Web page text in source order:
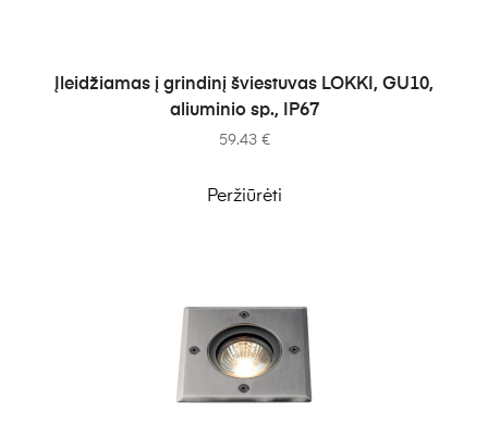
Į KREPŠELĮ
Įleidžiamas į grindinį šviestuvas LOKKI, GU10,
aliuminio sp., IP67
59.43 €
Peržiūrėti